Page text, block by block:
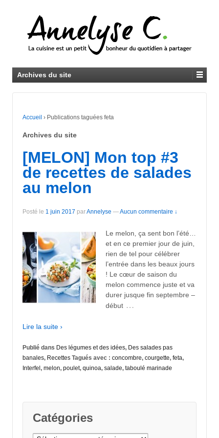
Archives du site
Accueil › Publications taguées feta
Archives du site
[MELON] Mon top #3
de recettes de salades
au melon
Posté le 1 juin 2017 parAnnelyse —Aucun commentaire ↓
Le melon, ça sent bon l’été…
et en ce premier jour de juin,
rien de tel pour célébrer
l’entrée dans les beaux jours
! Le cœur de saison du
melon commence juste et va
durer jusque fin septembre –
début …
Lire la suite ›
Publié dans Des légumes et des idées, Des salades pas
banales, Recettes Tagués avec : concombre, courgette, feta,
Interfel , melon, poulet, quinoa, salade, taboulé marinade
Catégories